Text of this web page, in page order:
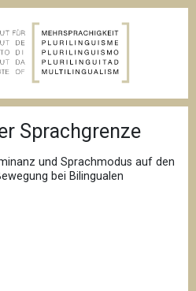
Sprachgrenze
und Sprachmodus auf den
bei Bilingualen